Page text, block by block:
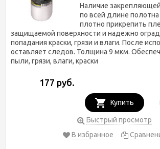
Наличие
по всей длине
плотно прикрепить
защищаемой поверхности и надежно
попадания краски, грязи и влаги. После
оставляет следов. Толщина 9 мкм.
пыли, грязи, влаги, краски
177 руб.
Купить
Быстрый просмотр
В избранное